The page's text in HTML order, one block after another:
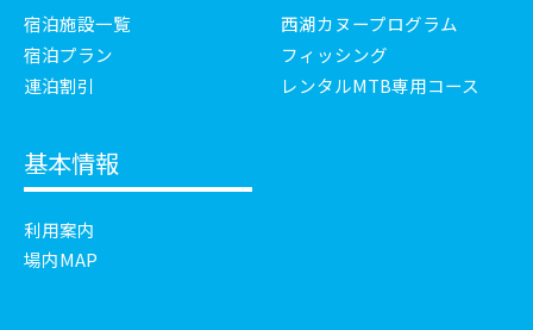
宿泊施設一覧
宿泊プラン
連泊割引
西湖カヌープログラム
フィッシング
レンタルMTB専用コース
基本情報
利用案内
場内MAP